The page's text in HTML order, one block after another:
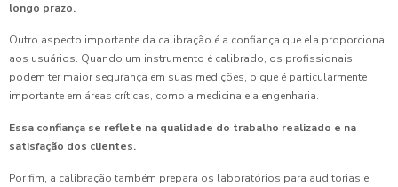
longo prazo.
Outro aspecto importante da calibração é a confiança que ela proporciona
aos usuários. Quando um instrumento é calibrado, os profissionais
podem ter maior segurança em suas medições, o que é particularmente
importante em áreas críticas, como a medicina e a engenharia.
Essa confiança se reflete na qualidade do trabalho realizado e na
satisfação dos clientes.
Por fim, a calibração também prepara os laboratórios para auditorias e